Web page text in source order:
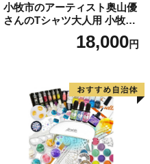
小牧市のアーティスト奥山優
さんのTシャツ大人用 小牧市
18,000円